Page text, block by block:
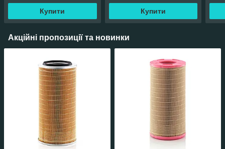
Купити Купити
Акційні пропозиції та новинки